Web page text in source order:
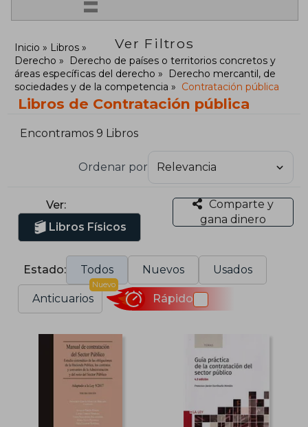
Ver Filtros
Inicio
Libros
Derecho
Derecho de países o territorios concretos y
áreas específicas del derecho
Derecho mercantil, de
sociedades y de la competencia
Contratación pública
Libros de Contratación pública
Encontramos 9 Libros
Ordenar por
Ver:
Libros Físicos
Comparte y
gana dinero
Estado: Todos Nuevos Usados
Anticuarios
Nuevo
Rápido